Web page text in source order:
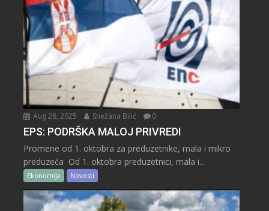
Aug 28, 2025 Snežana Bilić 0
EPS: PODRŠKA MALOJ PRIVREDI
Promene od 1. oktobra za preduzetnike, mala i mikro
preduzeća Od 1. oktobra preduzetnici, mala i...
Ekonomija Novosti